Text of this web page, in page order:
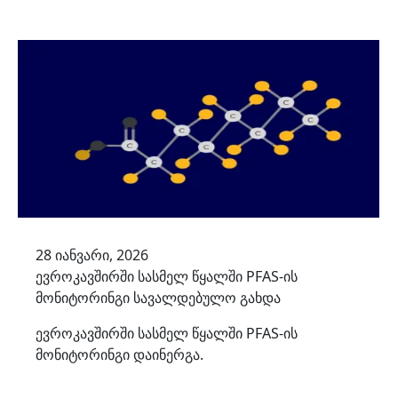
28 იანვარი, 2026
ევროკავშირში სასმელ წყალში PFAS-ის
მონიტორინგი სავალდებულო გახდა
ევროკავშირში სასმელ წყალში PFAS-ის
მონიტორინგი დაინერგა.